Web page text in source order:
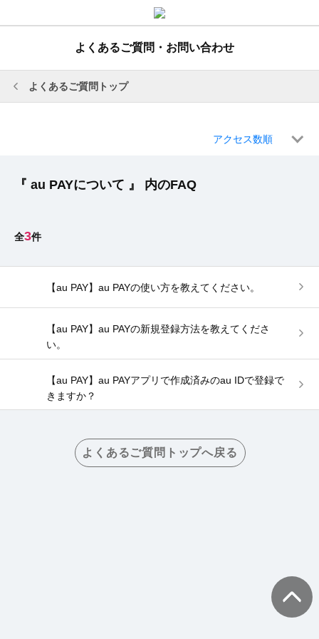
よくあるご質問・お問い合わせ
よくあるご質問トップ
アクセス数順
『 au PAYについて 』 内のFAQ
3
【au PAY】au PAYの使い方を教えてください。
【au PAY】au PAYの新規登録方法を教えてくださ
い。
【au PAY】au PAYアプリで作成済みのau IDで登録で
きますか？
よくあるご質問トップへ戻る